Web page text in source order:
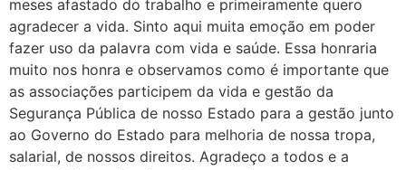
meses afastado do trabalho e primeiramente quero
agradecer a vida. Sinto aqui muita emoção em poder
fazer uso da palavra com vida e saúde. Essa honraria
muito nos honra e observamos como é importante que
as associações participem da vida e gestão da
Segurança Pública de nosso Estado para a gestão junto
ao Governo do Estado para melhoria de nossa tropa,
salarial, de nossos direitos. Agradeço a todos e a